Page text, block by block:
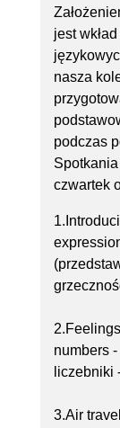
jest
nasza
podczas
czwartek
numbers
liczebniki
3.Air